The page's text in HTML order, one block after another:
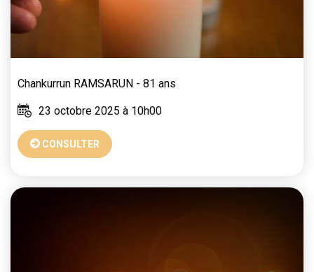
Chankurrun RAMSARUN - 81 ans
23 octobre 2025 à 10h00
CONSULTER